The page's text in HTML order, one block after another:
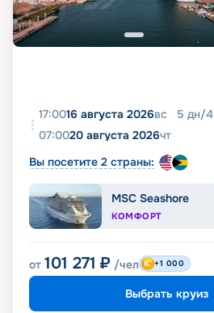
17:0016 августа 2026вс 5 дн/4
07:0020 августа 2026чт
Вы посетите 2 страны:
MSC Seashore
КОМФОРТ
от 101 271 ₽ /чел +1 000
Выбрать круиз